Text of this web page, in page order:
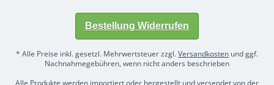
Bestellung Widerrufen
* Alle Preise inkl. gesetzl. Mehrwertsteuer zzgl.Versandkosten und ggf.
Nachnahmegebühren, wenn nicht anders beschrieben